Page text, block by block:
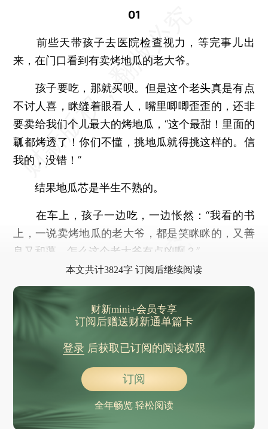
01
前些天带孩子去医院检查视力，等完事儿出
来，在门口看到有卖烤地瓜的老大爷。
孩子要吃，那就买呗。但是这个老头真是有点
不讨人喜，眯缝着眼看人，嘴里唧唧歪歪的，还非
要卖给我们个儿最大的烤地瓜，“这个最甜！里面的
瓤都烤透了！你们不懂，挑地瓜就得挑这样的。信
我的，没错！”
结果地瓜芯是半生不熟的。
在车上，孩子一边吃，一边怅然：“我看的书
上，一说卖烤地瓜的老大爷，都是笑眯眯的，又善
良又和蔼，怎么这个老大爷有点凶啊？”
本文共计3824字 订阅后继续阅读
财新mini+会员专享
订阅后赠送财新通单篇卡
登录后获取已订阅的阅读权限
订阅
全年畅览 轻松阅读